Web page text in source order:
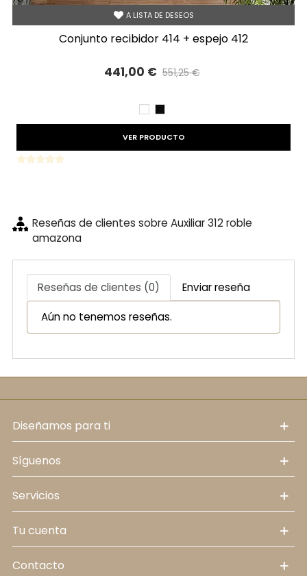
A LISTA DE DESEOS
conjunto recibidor 414 + espejo 412
441,00 € 551,25 €
BLANCO
NEGRO
VER PRODUCTO
Reseñas de clientes sobre Auxiliar 312 roble
amazona
Reseñas de clientes (0) Enviar reseña
Aún no tenemos reseñas.
diseñamos para ti
síguenos
servicios
tu cuenta
contacto